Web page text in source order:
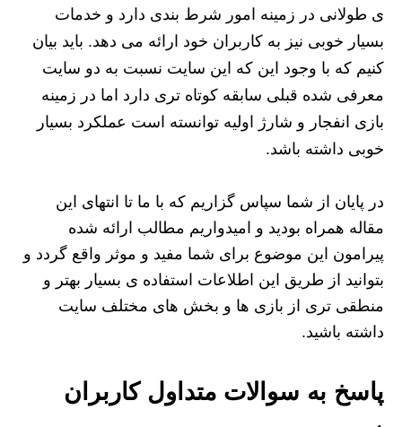
ی طولانی در زمینه امور شرط بندی دارد و خدمات
بسیار خوبی نیز به کاربران خود ارائه می دهد. باید بیان
کنیم که با وجود این که این سایت نسبت به دو سایت
معرفی شده قبلی سابقه کوتاه تری دارد اما در زمینه
بازی انفجار و شارژ اولیه توانسته است عملکرد بسیار
خوبی داشته باشد.
در پایان از شما سپاس گزاریم که با ما تا انتهای این
مقاله همراه بودید و امیدواریم مطالب ارائه شده
پیرامون این موضوع برای شما مفید و موثر واقع گردد و
بتوانید از طریق این اطلاعات استفاده ی بسیار بهتر و
منطقی تری از بازی ها و بخش های مختلف سایت
داشته باشید.
پاسخ به سوالات متداول کاربران